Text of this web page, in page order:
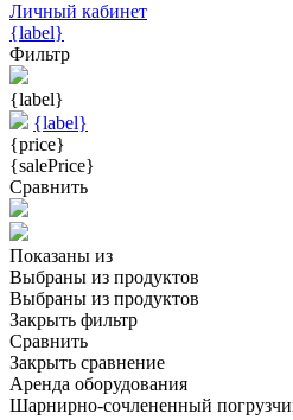
Личный кабинет
{label}
Фильтр
{label}
{label}
{price}
{salePrice}
Сравнить
Показаны из
Выбраны из продуктов
Выбраны из продуктов
Закрыть фильтр
Сравнить
Закрыть сравнение
Аренда оборудования
Шарнирно-сочлененный